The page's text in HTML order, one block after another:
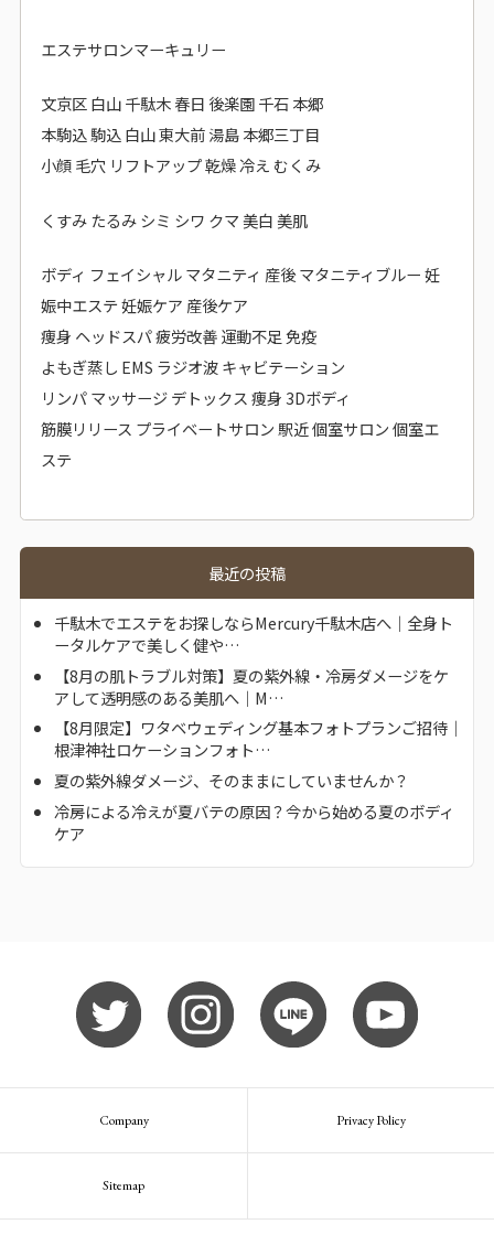
エステサロンマーキュリー
文京区 白山 千駄木 春日 後楽園 千石 本郷
本駒込 駒込 白山 東大前 湯島 本郷三丁目
小顔 毛穴 リフトアップ 乾燥 冷え むくみ
くすみ たるみ シミ シワ クマ 美白 美肌
ボディ フェイシャル マタニティ 産後 マタニティブルー 妊
娠中エステ 妊娠ケア 産後ケア
痩身 ヘッドスパ 疲労改善 運動不足 免疫
よもぎ蒸し EMS ラジオ波 キャビテーション
リンパ マッサージ デトックス 痩身 3Dボディ
筋膜リリース プライベートサロン 駅近 個室サロン 個室エ
ステ
最近の投稿
千駄木でエステをお探しならMercury千駄木店へ｜全身ト
ータルケアで美しく健や…
【8月の肌トラブル対策】夏の紫外線・冷房ダメージをケ
アして透明感のある美肌へ｜M…
【8月限定】ワタベウェディング基本フォトプランご招待｜
根津神社ロケーションフォト…
夏の紫外線ダメージ、そのままにしていませんか？
冷房による冷えが夏バテの原因？今から始める夏のボディ
ケア
Company Privacy Policy
Sitemap